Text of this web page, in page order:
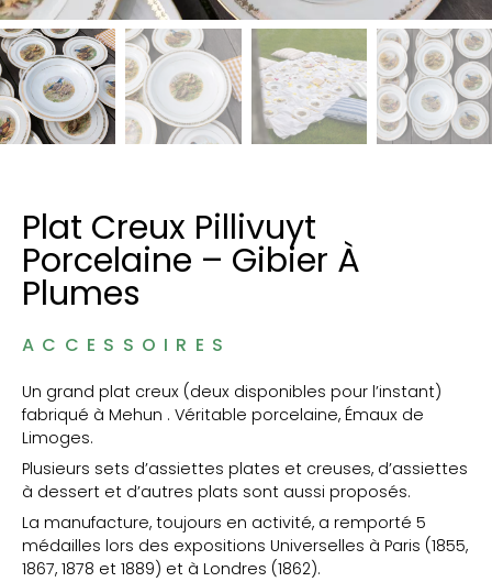
Plat Creux Pillivuyt
Porcelaine – Gibier À
Plumes
ACCESSOIRES
Un grand plat creux (deux disponibles pour l’instant)
fabriqué à Mehun . Véritable porcelaine, Émaux de
Limoges.
Plusieurs sets d’assiettes plates et creuses, d’assiettes
à dessert et d’autres plats sont aussi proposés.
La manufacture, toujours en activité, a remporté 5
médailles lors des expositions Universelles à Paris (1855,
1867, 1878 et 1889) et à Londres (1862).